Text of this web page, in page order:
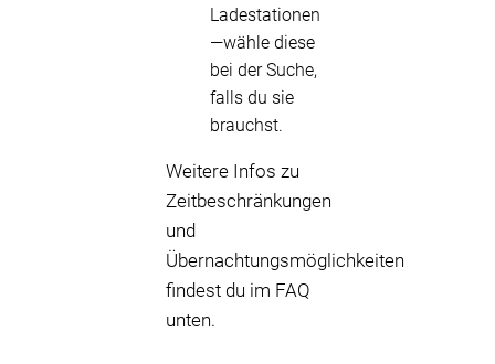
Ladestationen
—wähle diese
bei der Suche,
falls du sie
brauchst.
Weitere Infos zu
Zeitbeschränkungen
und
Übernachtungsmöglichkeiten
findest du im FAQ
unten.